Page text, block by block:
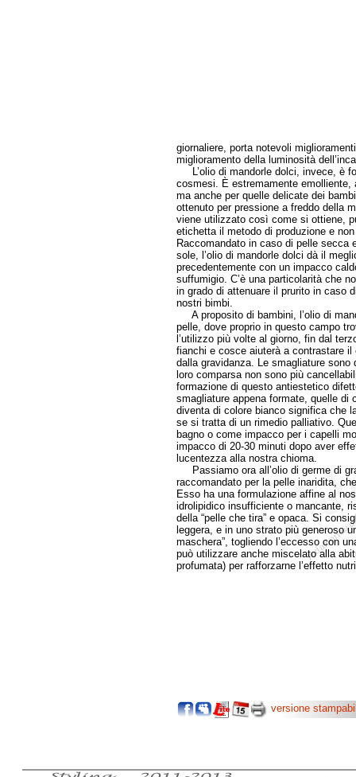
giornaliere, porta notevoli
miglioramento della luminosità
L’olio di mandorle dolci, invece, è
cosmesi. È estremamente
ma anche per quelle delicate dei
ottenuto per pressione a freddo della
viene utilizzato così come si ottiene,
etichetta il metodo di produzione e
Raccomandato in caso di pelle secca
sole, l’olio di mandorle dolci dà il
precedentemente con un impacco
suffumigio. C’è una particolarità che
in grado di attenuare il prurito in caso
nostri bimbi.
A proposito di bambini, l’olio di
pelle, dove proprio in questo campo
l’utilizzo più volte al giorno, fin dal
fianchi e cosce aiuterà a contrastare
dalla gravidanza. Le smagliature sono
loro comparsa non sono più
formazione di questo antiestetico
smagliature appena formate, quelle di
diventa di colore bianco significa che
se si tratta di un rimedio palliativo.
bagno o come impacco per i capelli
impacco di 20-30 minuti dopo aver
lucentezza alla nostra chioma.
Passiamo ora all’olio di germe di
raccomandato per la pelle inaridita,
Esso ha una formulazione affine al
idrolipidico insufficiente o mancante,
della “pelle che tira” e opaca. Si
leggera, e in uno strato più generoso
maschera”, togliendo l’eccesso con
può utilizzare anche miscelato alla
profumata) per rafforzarne l’effetto
versione